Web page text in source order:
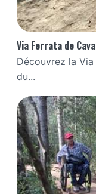
Via Ferrata de
Découvrez la
du...